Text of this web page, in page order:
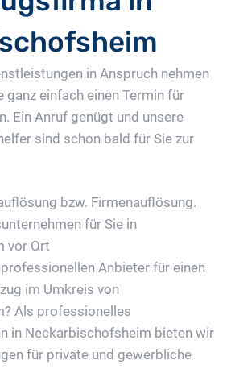
in Anspruch nehmen
ganz einfach einen Termin für
Ein Anruf genügt und unsere
sind schon bald für Sie zur
bzw. Firmenauflösung.
für Sie in
vor Ort
Anbieter für einen
im Umkreis von
Als professionelles
in Neckarbischofsheim bieten wir
für private und gewerbliche